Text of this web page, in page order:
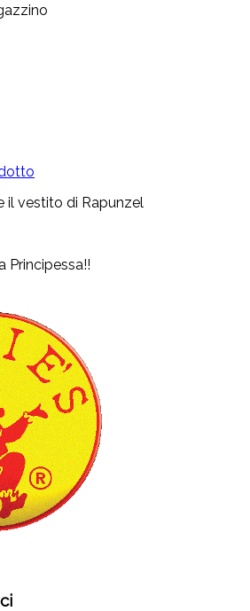
il vestito di Rapunzel
Principessa!!